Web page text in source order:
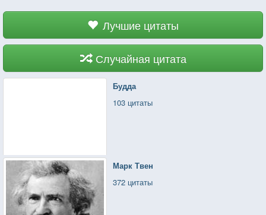
Лучшие цитаты
Случайная цитата
Будда
103 цитаты
Марк Твен
372 цитаты